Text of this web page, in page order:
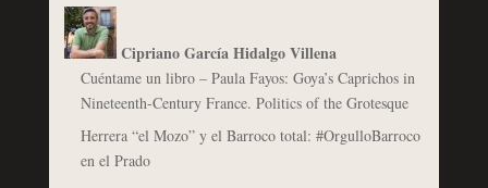
Cipriano García Hidalgo Villena
Cuéntame un libro – Paula Fayos: Goya’s Caprichos in
Nineteenth-Century France. Politics of the Grotesque
Herrera “el Mozo” y el Barroco total: #OrgulloBarroco
en el Prado